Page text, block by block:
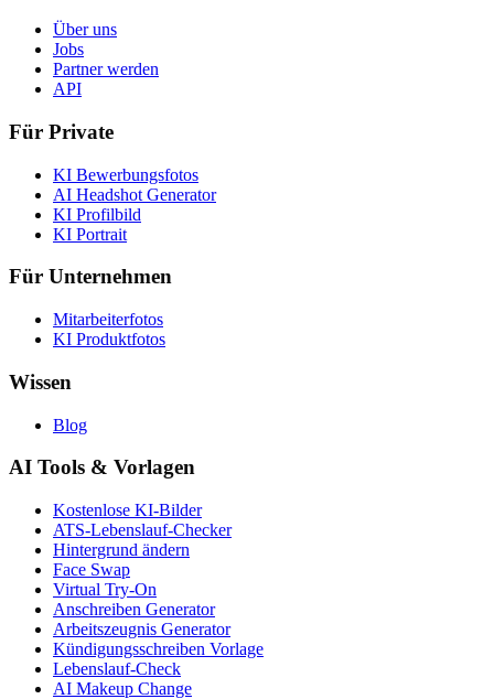
Über uns
Jobs
Partner werden
API
Für Private
KI Bewerbungsfotos
AI Headshot Generator
KI Profilbild
KI Portrait
Für Unternehmen
Mitarbeiterfotos
KI Produktfotos
Wissen
Blog
AI Tools & Vorlagen
Kostenlose KI-Bilder
ATS-Lebenslauf-Checker
Hintergrund ändern
Face Swap
Virtual Try-On
Anschreiben Generator
Arbeitszeugnis Generator
Kündigungsschreiben Vorlage
Lebenslauf-Check
AI Makeup Change